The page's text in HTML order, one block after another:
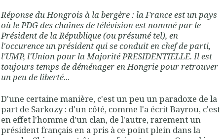
Réponse du Hongrois à la bergère : la France est un pays
où le PDG des chaînes de télévision est nommé par le
Président de la République (ou présumé tel), en
l'occurence un président qui se conduit en chef de parti,
l'UMP, l'Union pour la Majorité PRESIDENTIELLE. Il est
toujours temps de déménager en Hongrie pour retrouver
un peu de liberté...
D'une certaine manière, c'est un peu un paradoxe de la
part de Sarkozy : d'un côté, comme l'a écrit Bayrou, c'est
en effet l'homme d'un clan, de l'autre, rarement un
président français en a pris à ce point plein dans la